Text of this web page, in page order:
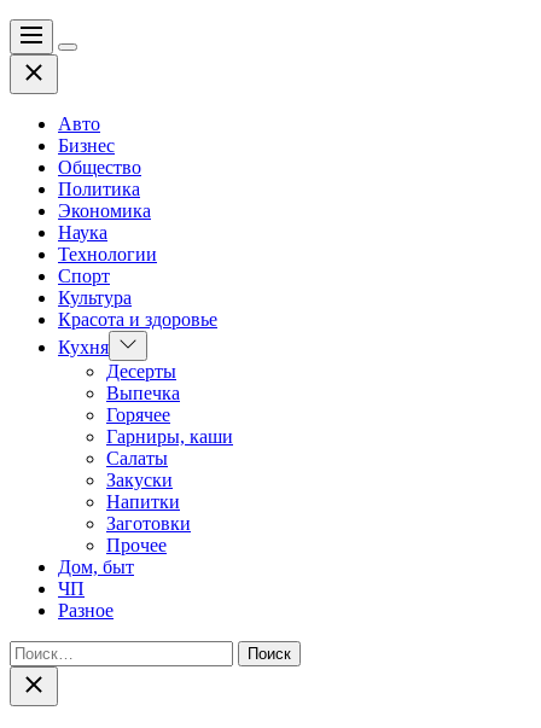
Меню
Цвет
Закрыть
Авто
Бизнес
Общество
Политика
Экономика
Наука
Технологии
Спорт
Культура
Красота и здоровье
Кухня Показать
подменю
Десерты
Выпечка
Горячее
Гарниры, каши
Салаты
Закуски
Напитки
Заготовки
Прочее
Дом, быт
ЧП
Разное
Найти:
Закрыть
поиск